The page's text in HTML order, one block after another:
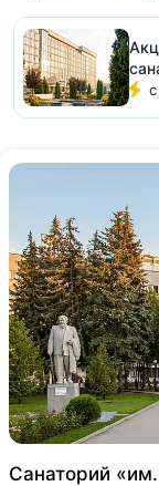
Санаторий